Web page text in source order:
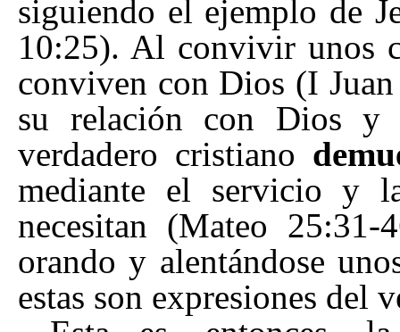
siguiendo el ejemplo de
10:25). Al convivir unos
conviven con Dios (I
su relación con Dios y
verdadero cristiano
mediante el servicio y
necesitan (Mateo
orando y alentándose
estas son expresiones del